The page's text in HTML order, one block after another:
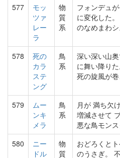
577
モッ
ツァ
レー
ラ
物
質
系
フォンデュ
に変化した
のなめまわシ
578
死の
カラ
ステ
ング
鳥
系
深い深い山
に舞い降り
死の旋風が巻
579
ムー
ンキ
メラ
鳥
系
月が 満ち欠
増減させて
悪な鳥モンス
580
ニー
ドル
物
質
おどろくと
のうさぎ。